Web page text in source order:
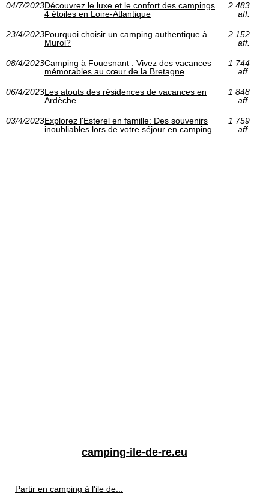
04/7/2023Découvrez le luxe et le confort des campings
4 étoiles en Loire-Atlantique
2 483
aff.
23/4/2023Pourquoi choisir un camping authentique à
Murol?
2 152
aff.
08/4/2023Camping à Fouesnant : Vivez des vacances
mémorables au cœur de la Bretagne
1 744
aff.
06/4/2023Les atouts des résidences de vacances en
Ardèche
1 848
aff.
03/4/2023Explorez l'Esterel en famille: Des souvenirs
inoubliables lors de votre séjour en camping
1 759
aff.
camping-ile-de-re.eu
Partir en camping à l'ile de...